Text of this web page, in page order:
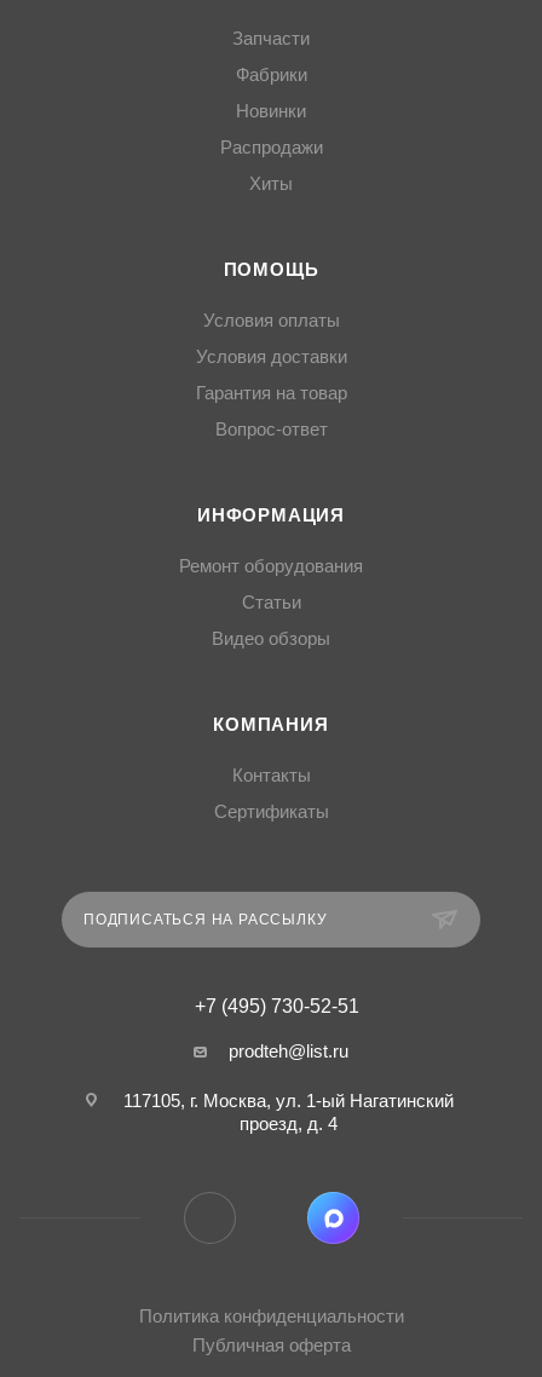
Запчасти
Фабрики
Новинки
Распродажи
Хиты
ПОМОЩЬ
Условия оплаты
Условия доставки
Гарантия на товар
Вопрос-ответ
ИНФОРМАЦИЯ
Ремонт оборудования
Статьи
Видео обзоры
КОМПАНИЯ
Контакты
Сертификаты
ПОДПИСАТЬСЯ НА РАССЫЛКУ
+7 (495) 730-52-51
prodteh@list.ru
117105, г. Москва, ул. 1-ый Нагатинский
проезд, д. 4
Политика конфиденциальности
Публичная оферта